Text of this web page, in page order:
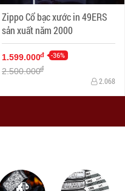
Zippo Cổ bạc xước in 49ERS
sản xuất năm 2000
1.599.000đ -36%
2.500.000đ
2.068